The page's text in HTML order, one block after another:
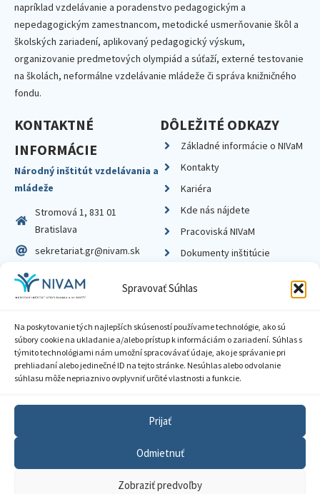
Spravovať Súhlas
Na poskytovanie tých najlepších skúseností používame technológie, ako sú
súbory cookie na ukladanie a/alebo prístup k informáciám o zariadení. Súhlas s
týmito technológiami nám umožní spracovávať údaje, ako je správanie pri
prehliadaní alebo jedinečné ID na tejto stránke. Nesúhlas alebo odvolanie
súhlasu môže nepriaznivo ovplyvniť určité vlastnosti a funkcie.
Prijať
Odmietnuť
Zobraziť predvoľby
napríklad vzdelávanie a poradenstvo pedagogickým a
nepedagogickým zamestnancom, metodické usmerňovanie škôl a
školských zariadení, aplikovaný pedagogický výskum,
organizovanie predmetových olympiád a súťaží, externé testovanie
na školách, neformálne vzdelávanie mládeže či správa knižničného
fondu.
KONTAKTNÉ
INFORMÁCIE
Národný inštitút vzdelávania a
mládeže
Stromová 1, 831 01
Bratislava
sekretariat.gr@nivam.sk
IČO: 00164348
DIČ: 2020798714
DÔLEŽITÉ ODKAZY
Základné informácie o NIVaM
Kontakty
Kariéra
Kde nás nájdete
Pracoviská NIVaM
Dokumenty inštitúcie
Zásady ochrany súkromia
Sprístupnenie informácií
Nastavenia cookies